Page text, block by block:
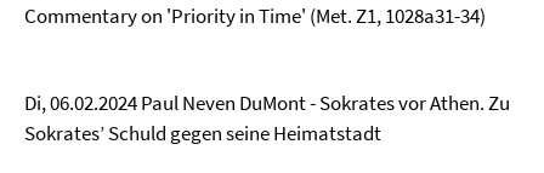
Commentary on 'Priority in Time' (Met. Z1, 1028a31-34)
Di, 06.02.2024 Paul Neven DuMont - Sokrates vor Athen. Zu
Sokrates’ Schuld gegen seine Heimatstadt